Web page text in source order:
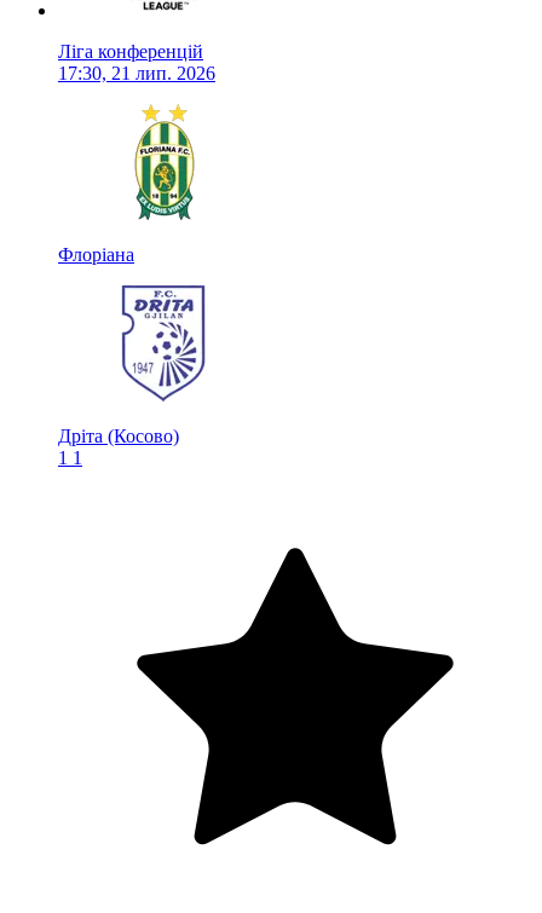
Ліга конференцій
17:30, 21 лип. 2026
Флоріана
Дріта (Косово)
1 1